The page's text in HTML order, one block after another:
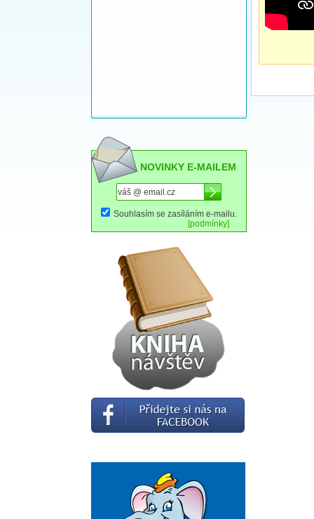
NOVINKY E-MAILEM
Souhlasím se zasíláním e-mailu.
[podmínky]